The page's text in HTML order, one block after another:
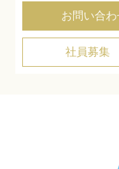
お問い合
社員募集